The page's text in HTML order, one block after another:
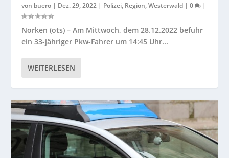
von buero | Dez. 29, 2022 | Polizei, Region,Westerwald |0 |
Norken (ots) – Am Mittwoch, dem 28.12.2022 befuhr
ein 33-jähriger Pkw-Fahrer um 14:45 Uhr...
WEITERLESEN